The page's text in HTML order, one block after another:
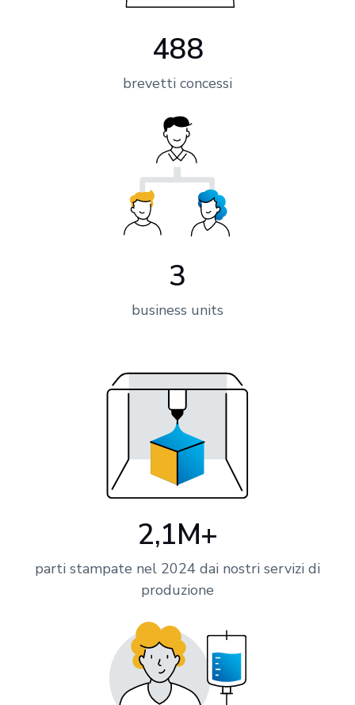
488
brevetti concessi
3
business units
2,1M+
parti stampate nel 2024 dai nostri servizi di
produzione